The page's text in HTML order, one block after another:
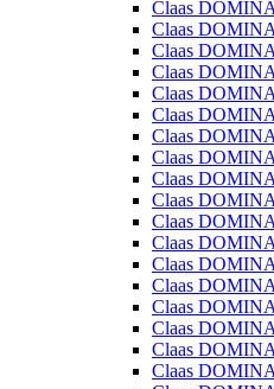
Claas
Claas
Claas
Claas
Claas
Claas
Claas
Claas
Claas
Claas
Claas
Claas
Claas
Claas
Claas
Claas
Claas
Claas